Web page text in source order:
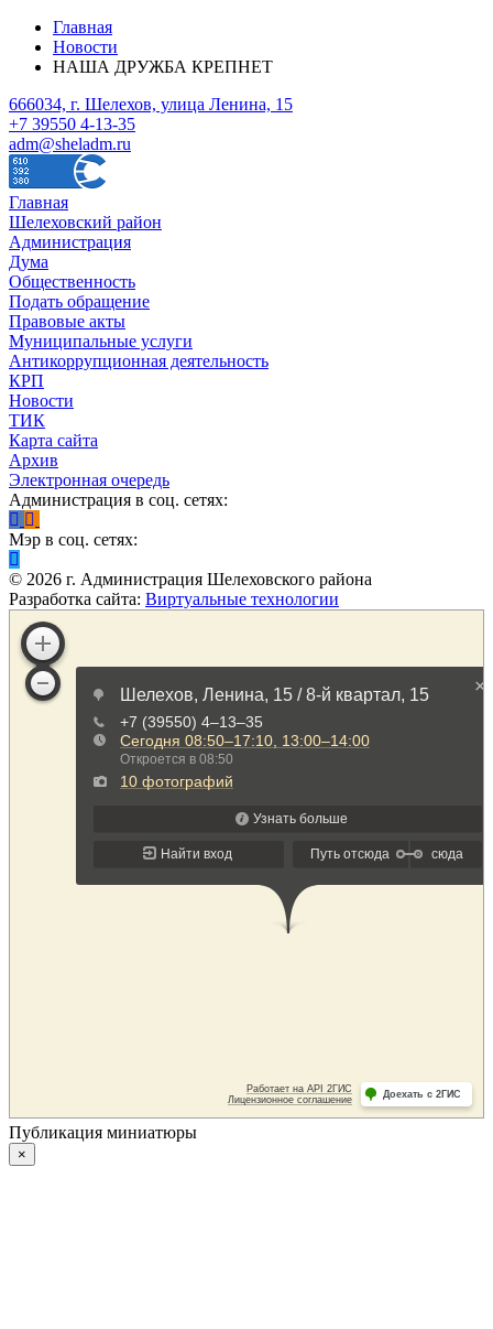
Главная
Новости
НАША ДРУЖБА КРЕПНЕТ
666034, г. Шелехов, улица Ленина, 15
+7 39550 4-13-35
adm@sheladm.ru
Главная
Шелеховский район
Администрация
Дума
Общественность
Подать обращение
Правовые акты
Муниципальные услуги
Антикоррупционная деятельность
КРП
Новости
ТИК
Карта сайта
Архив
Электронная очередь
Администрация в соц. сетях:
Мэр в соц. сетях:
© 2026 г. Администрация Шелеховского района
Разработка сайта: Виртуальные технологии
Публикация миниатюры
×